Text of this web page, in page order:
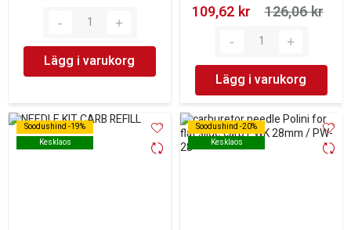
Lägg i varukorg
109,62 kr‎
126,06 kr‎
Lägg i varukorg
Soodushind -19%
Kesklaos
Soodushind -19%
Kesklaos
Soodushind -20%
Kesklaos
Soodushind -20%
Kesklaos